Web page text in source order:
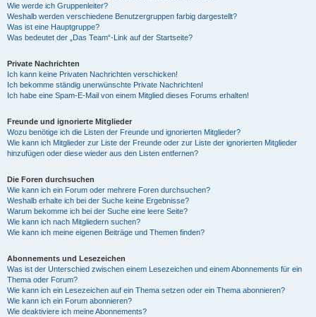
Wie werde ich Gruppenleiter?
Weshalb werden verschiedene Benutzergruppen farbig dargestellt?
Was ist eine Hauptgruppe?
Was bedeutet der „Das Team“-Link auf der Startseite?
Private Nachrichten
Ich kann keine Privaten Nachrichten verschicken!
Ich bekomme ständig unerwünschte Private Nachrichten!
Ich habe eine Spam-E-Mail von einem Mitglied dieses Forums erhalten!
Freunde und ignorierte Mitglieder
Wozu benötige ich die Listen der Freunde und ignorierten Mitglieder?
Wie kann ich Mitglieder zur Liste der Freunde oder zur Liste der ignorierten Mitglieder
hinzufügen oder diese wieder aus den Listen entfernen?
Die Foren durchsuchen
Wie kann ich ein Forum oder mehrere Foren durchsuchen?
Weshalb erhalte ich bei der Suche keine Ergebnisse?
Warum bekomme ich bei der Suche eine leere Seite?
Wie kann ich nach Mitgliedern suchen?
Wie kann ich meine eigenen Beiträge und Themen finden?
Abonnements und Lesezeichen
Was ist der Unterschied zwischen einem Lesezeichen und einem Abonnements für ein
Thema oder Forum?
Wie kann ich ein Lesezeichen auf ein Thema setzen oder ein Thema abonnieren?
Wie kann ich ein Forum abonnieren?
Wie deaktiviere ich meine Abonnements?